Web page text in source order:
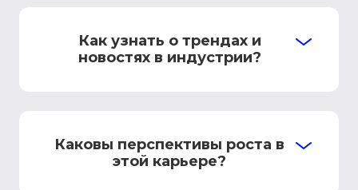
Как узнать о трендах и
новостях в индустрии?
Каковы перспективы роста в
этой карьере?